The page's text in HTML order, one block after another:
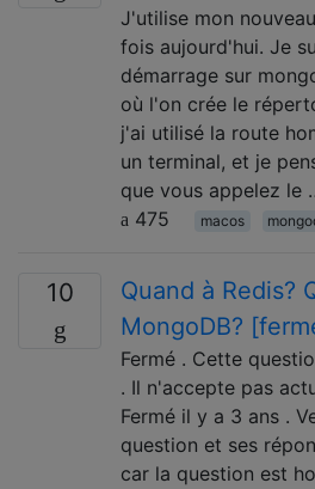
J'utilise mon
fois aujourd'hui. Je
démarrage sur
où l'on crée le
j'ai utilisé la route
un terminal, et je
que vous appelez le
475
macos
10
Quand à Redis?
MongoDB?
Fermé . Cette
. Il n'accepte pas
Fermé il y a 3 ans .
question et ses
car la question est